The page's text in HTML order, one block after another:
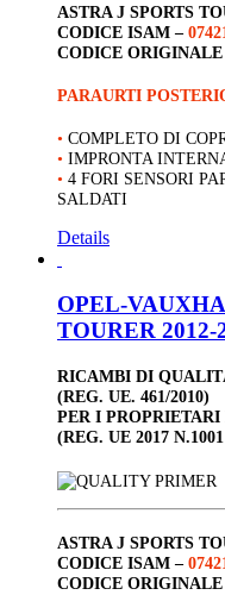
ASTRA J SPORTS
CODICE ISAM –
CODICE ORIGINALE
PARAURTI
• COMPLETO DI
• IMPRONTA
• 4 FORI SENSORI
SALDATI
Details
OPEL-
TOURER 2012-
RICAMBI DI
(REG. UE. 461/2010)
PER I
(REG. UE 2017
ASTRA J SPORTS
CODICE ISAM –
CODICE ORIGINALE